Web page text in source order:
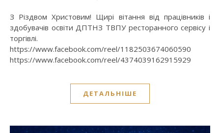
З Різдвом Христовим! Щирі вітання від працівників і
здобувачів освіти ДПТНЗ ТВПУ ресторанного сервісу і
торгівлі.
https://www.facebook.com/reel/1182503674060590
https://www.facebook.com/reel/4374039162915929
ДЕТАЛЬНІШЕ